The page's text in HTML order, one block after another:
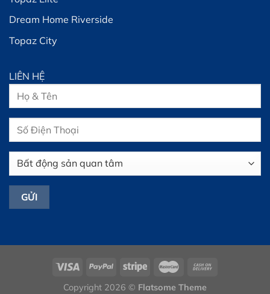
Dream Home Riverside
Topaz City
LIÊN HỆ
Copyright 2026 © Flatsome Theme